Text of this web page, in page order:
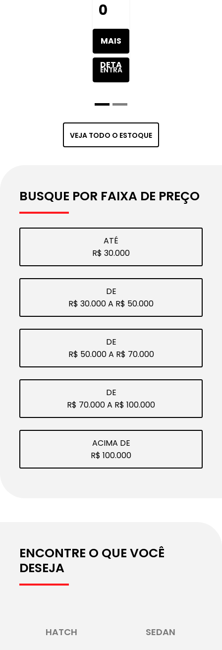
0
MAIS
DETA
VEÍC
ENTRA
VEJA TODO O ESTOQUE
BUSQUE POR FAIXA DE PREÇO
ATÉ
R$ 30.000
DE
R$ 30.000 A R$ 50.000
DE
R$ 50.000 A R$ 70.000
DE
R$ 70.000 A R$ 100.000
ACIMA DE
R$ 100.000
ENCONTRE O QUE VOCÊ
DESEJA
HATCH SEDAN